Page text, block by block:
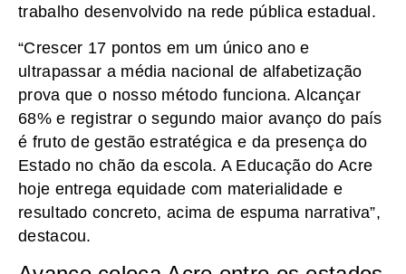
trabalho desenvolvido na rede pública estadual.
“Crescer 17 pontos em um único ano e
ultrapassar a média nacional de alfabetização
prova que o nosso método funciona. Alcançar
68% e registrar o segundo maior avanço do país
é fruto de gestão estratégica e da presença do
Estado no chão da escola. A Educação do Acre
hoje entrega equidade com materialidade e
resultado concreto, acima de espuma narrativa”,
destacou.